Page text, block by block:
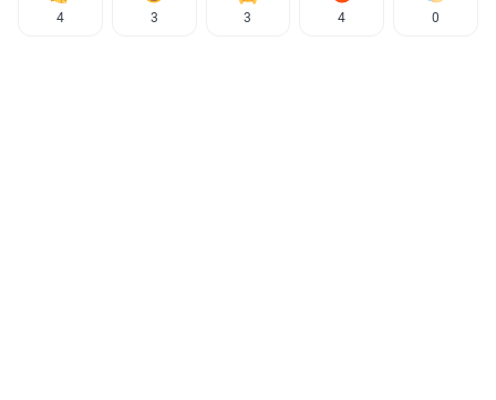
4 3 3 4 0